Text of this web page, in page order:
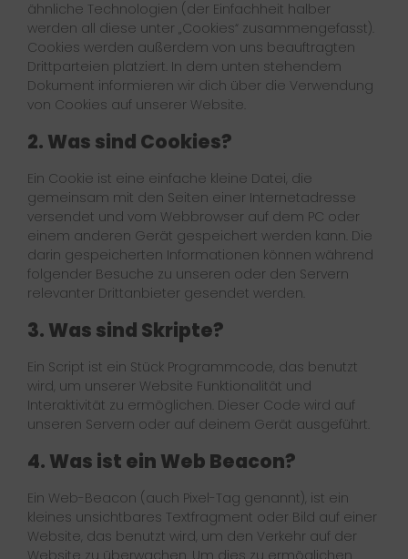
ähnliche Technologien (der Einfachheit halber
werden all diese unter „Cookies“ zusammengefasst).
Cookies werden außerdem von uns beauftragten
Drittparteien platziert. In dem unten stehendem
Dokument informieren wir dich über die Verwendung
von Cookies auf unserer Website.
2. Was sind Cookies?
Ein Cookie ist eine einfache kleine Datei, die
gemeinsam mit den Seiten einer Internetadresse
versendet und vom Webbrowser auf dem PC oder
einem anderen Gerät gespeichert werden kann. Die
darin gespeicherten Informationen können während
folgender Besuche zu unseren oder den Servern
relevanter Drittanbieter gesendet werden.
3. Was sind Skripte?
Ein Script ist ein Stück Programmcode, das benutzt
wird, um unserer Website Funktionalität und
Interaktivität zu ermöglichen. Dieser Code wird auf
unseren Servern oder auf deinem Gerät ausgeführt.
4. Was ist ein Web Beacon?
Ein Web-Beacon (auch Pixel-Tag genannt), ist ein
kleines unsichtbares Textfragment oder Bild auf einer
Website, das benutzt wird, um den Verkehr auf der
Website zu überwachen. Um dies zu ermöglichen